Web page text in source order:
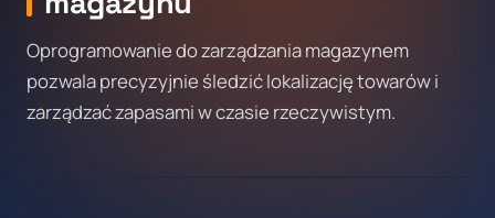
Oprogramowanie do zarządzania magazynem
pozwala precyzyjnie śledzić lokalizację towarów i
zarządzać zapasami w czasie rzeczywistym.